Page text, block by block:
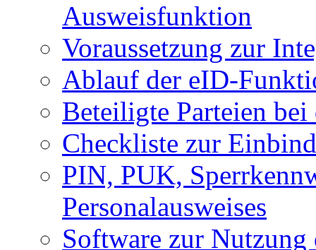
Ausweisfunktion
Voraussetzung zur
Ablauf der eID-
Beteiligte Parteien
Checkliste zur
PIN, PUK,
Personalausweises
Software zur